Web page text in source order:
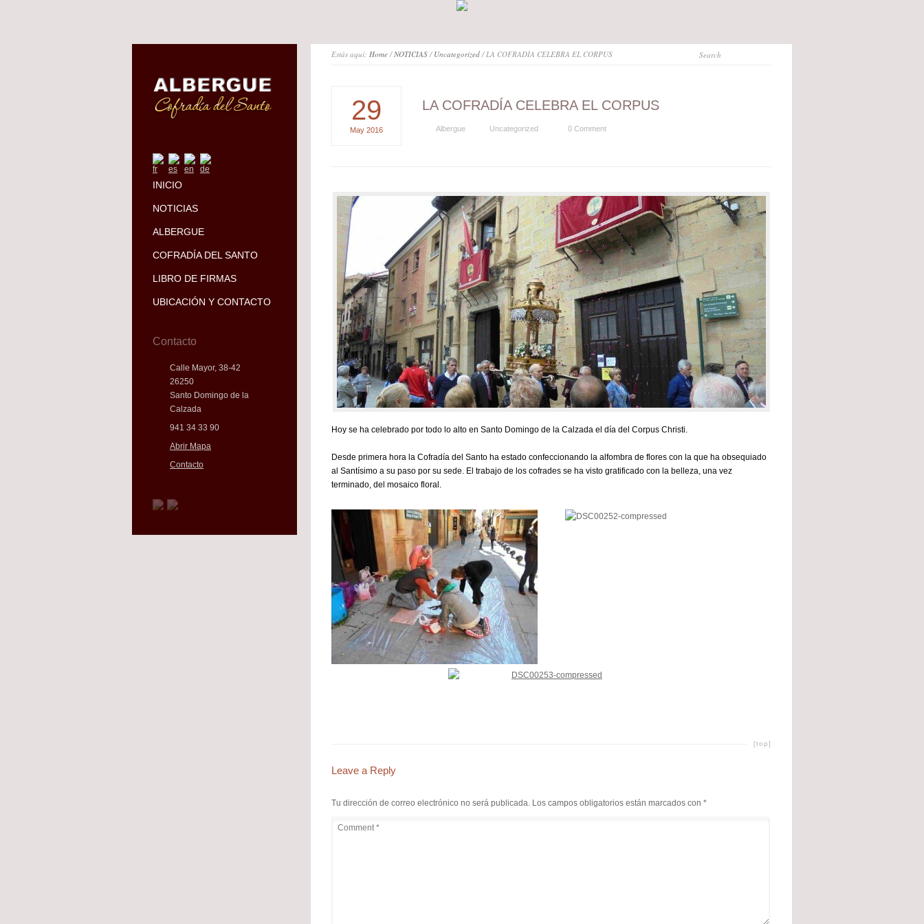
Estás aquí: Home/NOTICIAS/ Uncategorized/ LA COFRADÍA CELEBRA EL CORPUS
29
May 2016
LA COFRADÍA CELEBRA EL CORPUS
Albergue Uncategorized 0 Comment
Hoy se ha celebrado por todo lo alto en Santo Domingo de la Calzada el día del Corpus Christi.
Desde primera hora la Cofradía del Santo ha estado confeccionando la alfombra de flores con la que ha obsequiado
al Santísimo a su paso por su sede. El trabajo de los cofrades se ha visto gratificado con la belleza, una vez
terminado, del mosaico floral.
[top]
Leave a Reply
Tu dirección de correo electrónico no será publicada. Los campos obligatorios están marcados con *
INICIO
NOTICIAS
ALBERGUE
COFRADÍA DEL SANTO
LIBRO DE FIRMAS
UBICACIÓN Y CONTACTO
Contacto
Calle Mayor, 38-42
26250
Santo Domingo de la
Calzada
941 34 33 90
Abrir Mapa
Contacto